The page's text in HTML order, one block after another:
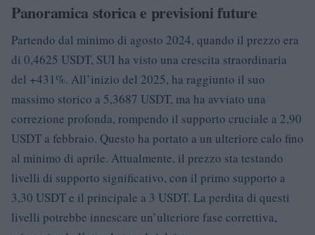
Panoramica storica e previsioni future
Partendo dal minimo di agosto 2024, quando il prezzo era
di 0,4625 USDT, SUI ha visto una crescita straordinaria
del +431%. All’inizio del 2025, ha raggiunto il suo
massimo storico a 5,3687 USDT, ma ha avviato una
correzione profonda, rompendo il supporto cruciale a 2,90
USDT a febbraio. Questo ha portato a un ulteriore calo fino
al minimo di aprile. Attualmente, il prezzo sta testando
livelli di supporto significativo, con il primo supporto a
3,30 USDT e il principale a 3 USDT. La perdita di questi
livelli potrebbe innescare un’ulteriore fase correttiva,